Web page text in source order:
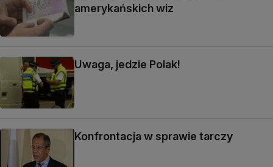
amerykańskich wiz
Uwaga, jedzie Polak!
Konfrontacja w sprawie tarczy